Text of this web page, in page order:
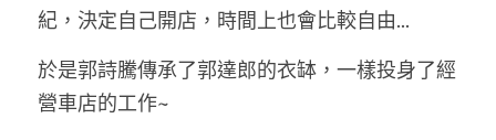
紀，決定自己開店，時間上也會比較自由...
於是郭詩騰傳承了郭達郎的衣缽，一樣投身了經
營車店的工作~